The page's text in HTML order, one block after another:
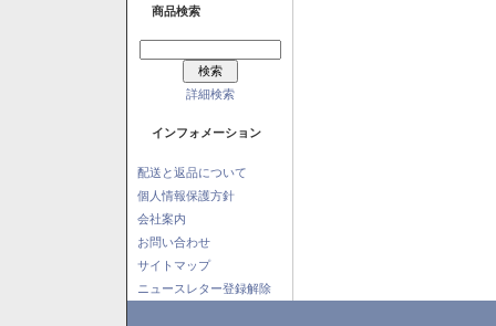
商品検索
詳細検索
インフォメーション
配送と返品について
個人情報保護方針
会社案内
お問い合わせ
サイトマップ
ニュースレター登録解除